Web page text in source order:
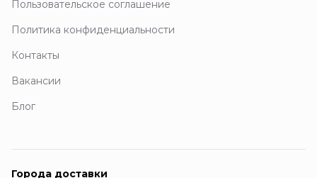
Пользовательское соглашение
Политика конфиденциальности
Контакты
Вакансии
Блог
Города доставки